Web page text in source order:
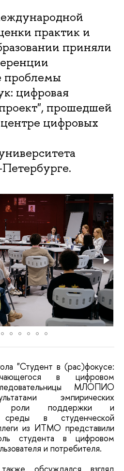
практик и
приняли
проблемы
цифровая
прошедшей
цифровых
"Студент в (рас)фокусе:
в цифровом
МЛОПИО
эмпирических
роли поддержки и
среды в студенческой
из ИТМО представили
студента в цифровом
и потребителя.